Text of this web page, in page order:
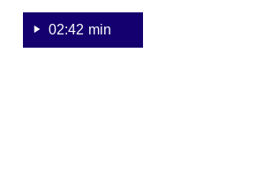
allem.02:42 min